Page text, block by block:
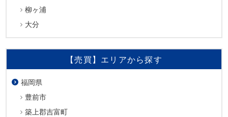
柳ヶ浦
大分
【売買】エリアから探す
福岡県
豊前市
築上郡吉富町